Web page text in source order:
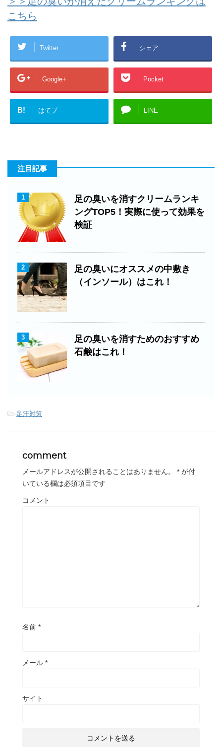
こちら
Twitter シェア
Google+ Pocket
B! はてブ LINE
注目記事
1
足の臭いを消すクリームランキ
ングTOP5！実際に使って効果を
検証
2
足の臭いにオススメの中敷き
（インソール）はこれ！
3
足の臭いを消すためのおすすめ
石鹸はこれ！
-足汗対策
comment
メールアドレスが公開されることはありません。 * が付
いている欄は必須項目です
コメント
名前 *
メール *
サイト